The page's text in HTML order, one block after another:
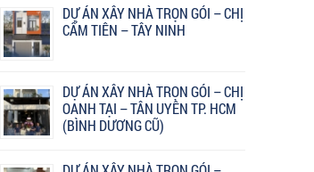
DỰ ÁN XÂY NHÀ TRỌN GÓI – CHỊ
CẨM TIÊN – TÂY NINH
DỰ ÁN XÂY NHÀ TRỌN GÓI – CHỊ
OANH TẠI – TÂN UYÊN TP. HCM
(BÌNH DƯƠNG CŨ)